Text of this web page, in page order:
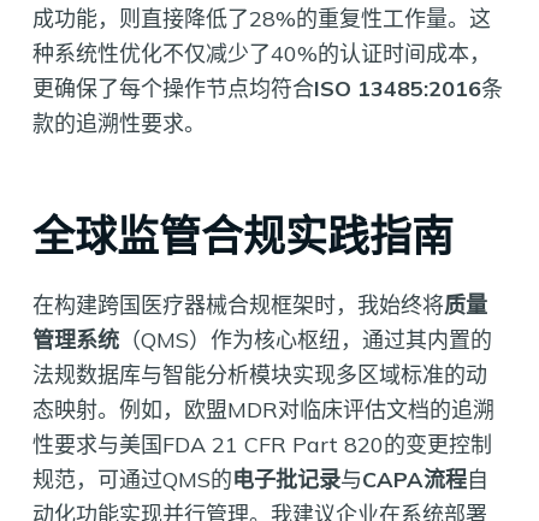
成功能，则直接降低了28%的重复性工作量。这
种系统性优化不仅减少了40%的认证时间成本，
更确保了每个操作节点均符合ISO 13485:2016条
款的追溯性要求。
全球监管合规实践指南
在构建跨国医疗器械合规框架时，我始终将质量
管理系统（QMS）作为核心枢纽，通过其内置的
法规数据库与智能分析模块实现多区域标准的动
态映射。例如，欧盟MDR对临床评估文档的追溯
性要求与美国FDA 21 CFR Part 820的变更控制
规范，可通过QMS的电子批记录与CAPA流程自
动化功能实现并行管理。我建议企业在系统部署